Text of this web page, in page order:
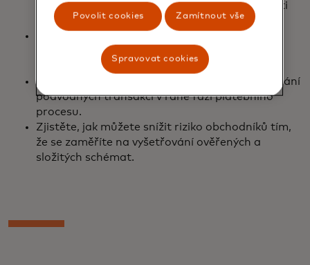
agregovaných transakčních datech společnosti
Mastercard.
připravených k uvedení na trh, které lze ihned
Zjistěte, jak zvýšit počet schvalování a odhalování
podvodných transakcí v rané fázi platebního
procesu.
Zjistěte, jak můžete snížit riziko obchodníků tím,
že se zaměříte na vyšetřování ověřených a
složitých schémat.
Povolit cookies Zamítnout vše
Spravovat cookies